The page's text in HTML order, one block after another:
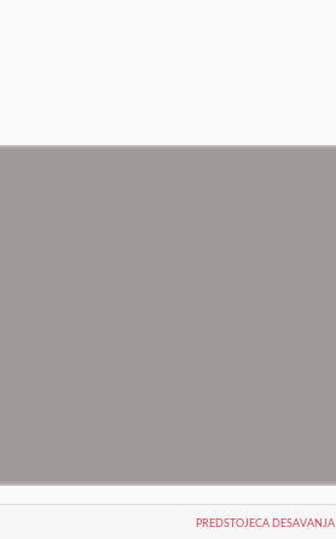
PREDSTOJECA DESAVANJA